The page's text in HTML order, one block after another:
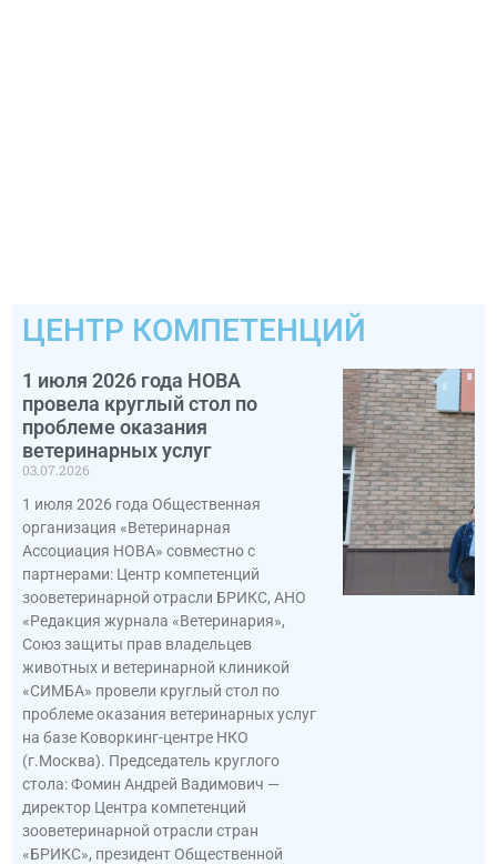
ЦЕНТР КОМПЕТЕНЦИЙ
1 июля 2026 года НОВА
провела круглый стол по
проблеме оказания
ветеринарных услуг
03.07.2026
1 июля 2026 года Общественная
организация «Ветеринарная
Ассоциация НОВА» совместно с
партнерами: Центр компетенций
зооветеринарной отрасли БРИКС, АНО
«Редакция журнала «Ветеринария»,
Союз защиты прав владельцев
животных и ветеринарной клиникой
«СИМБА» провели круглый стол по
проблеме оказания ветеринарных услуг
на базе Коворкинг-центре НКО
(г.Москва). Председатель круглого
стола: Фомин Андрей Вадимович —
директор Центра компетенций
зооветеринарной отрасли стран
«БРИКС», президент Общественной